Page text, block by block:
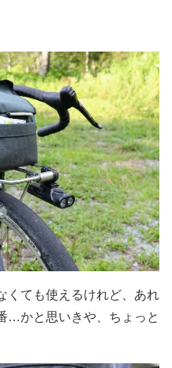
くても使えるけれど、あれ
…かと思いきや、ちょっと